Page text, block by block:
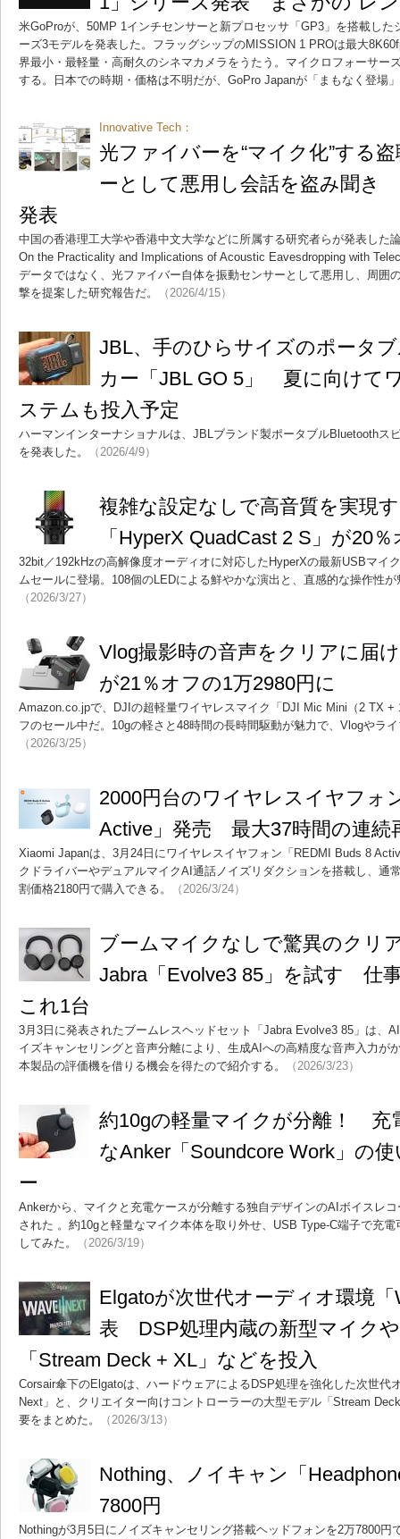
米GoProが、50MP 1インチセンサーと新プロセッサ「GP3」を搭載し
ーズ3モデルを発表した。フラッグシップのMISSION 1 PROは最大
界最小・最軽量・高耐久のシネマカメラをうたう。マイクロフォーサー
する。日本での時期・価格は不明だが、GoPro Japanが「まもなく登場
Innovative Tech：
光ファイバーを“マイク化”する
ーとして悪用し会話を盗み聞き
発表
中国の香港理工大学や香港中文大学などに所属する研究者らが発表した
On the Practicality and Implications of Acoustic Eavesdropping with
データではなく、光ファイバー自体を振動センサーとして悪用し、周囲
撃を提案した研究報告だ。
（2026/4/15）
JBL、手のひらサイズのポータ
カー「JBL GO 5」 夏に向けて
ステムも投入予定
ハーマンインターナショナルは、JBLブランド製ポータブルBluetoothス
を発表した。
（2026/4/9）
複雑な設定なしで高音質を実現
「HyperX QuadCast 2 S」が20
32bit／192kHzの高解像度オーディオに対応したHyperXの最新USBマイ
ムセールに登場。108個のLEDによる鮮やかな演出と、直感的な操作性
（2026/3/27）
Vlog撮影時の音声をクリアに届
が21％オフの1万2980円に
Amazon.co.jpで、DJIの超軽量ワイヤレスマイク「DJI Mic Mini（2 TX +
フのセール中だ。10gの軽さと48時間の長時間駆動が魅力で、Vlogやラ
（2026/3/25）
2000円台のワイヤレスイヤフォ
Active」発売 最大37時間の連続
Xiaomi Japanは、3月24日にワイヤレスイヤフォン「REDMI Buds 8
クドライバーやデュアルマイクAI通話ノイズリダクションを搭載し、通
割価格2180円で購入できる。
（2026/3/24）
ブームマイクなしで驚異のクリ
Jabra「Evolve3 85」を試す 仕
これ1台
3月3日に発表されたブームレスヘッドセット「Jabra Evolve3 85」は、
イズキャンセリングと音声分離により、生成AIへの高精度な音声入力が
本製品の評価機を借りる機会を得たので紹介する。
（2026/3/23）
約10gの軽量マイクが分離！ 充
なAnker「Soundcore Work」の
ー
Ankerから、マイクと充電ケースが分離する独自デザインのAIボイスレ
された 。約10gと軽量なマイク本体を取り外せ、USB Type-C端子で充
してみた。
（2026/3/19）
Elgatoが次世代オーディオ環境
表 DSP処理内蔵の新型マイク
「Stream Deck + XL」などを投入
Corsair傘下のElgatoは、ハードウェアによるDSP処理を強化した次世代
Next」と、クリエイター向けコントローラーの大型モデル「Stream
要をまとめた。
（2026/3/13）
Nothing、ノイキャン「
7800円
Nothingが3月5日にノイズキャンセリング搭載ヘッドフォンを2万7800円